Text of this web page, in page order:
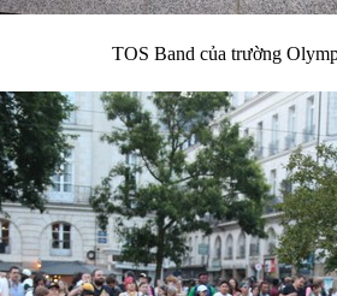
TOS Band của trường